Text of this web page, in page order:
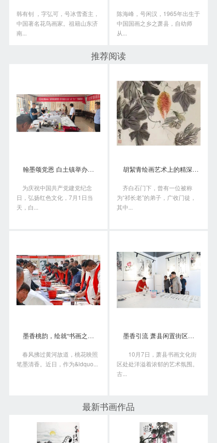
韩有钊 ，字弘可，号冰雪斋主，
中国著名花鸟画家。祖籍山东济
南...
陈海峰，号闲汉，1965年出生于
中国国画之乡之萧县，自幼师
从...
推荐阅读
翰墨颂党恩 白土镇举办书画笔会庆“七一”
为庆祝中国共产党建党纪念
日，弘扬红色文化，7月1日当
天，白...
胡絜青绘画艺术上的精深造诣从何而来?
齐白石门下，曾有一位被称
为“祁长老”的弟子，广收门徒，
其中...
墨香桃韵，绘就“书画之乡”新画卷
春风拂过黄河故道，桃花映照
笔墨清香。近日，作为&ldquo...
墨香引流 萧县闲置街区变身书画艺术聚落
10月7日，萧县书画文化街
区处处洋溢着浓郁的艺术氛围。
古...
最新书画作品